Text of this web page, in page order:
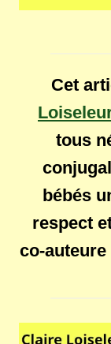
Cet
tous
bébés
respect
co-